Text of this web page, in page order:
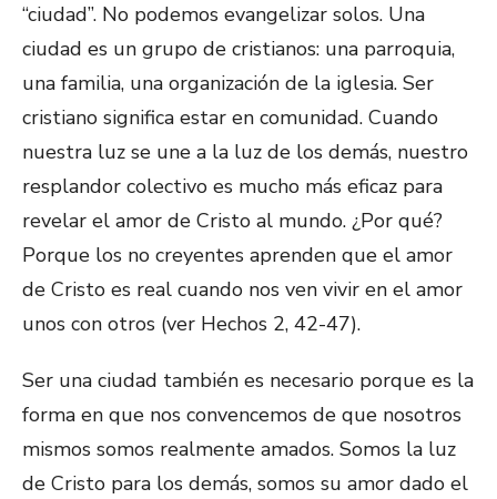
“ciudad”. No podemos evangelizar solos. Una
ciudad es un grupo de cristianos: una parroquia,
una familia, una organización de la iglesia. Ser
cristiano significa estar en comunidad. Cuando
nuestra luz se une a la luz de los demás, nuestro
resplandor colectivo es mucho más eficaz para
revelar el amor de Cristo al mundo. ¿Por qué?
Porque los no creyentes aprenden que el amor
de Cristo es real cuando nos ven vivir en el amor
unos con otros (ver Hechos 2, 42-47).
Ser una ciudad también es necesario porque es la
forma en que nos convencemos de que nosotros
mismos somos realmente amados. Somos la luz
de Cristo para los demás, somos su amor dado el